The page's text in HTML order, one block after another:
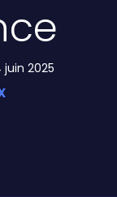
juin 2025